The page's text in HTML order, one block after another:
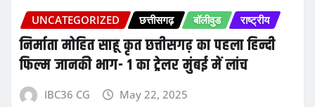
UNCATEGORIZED छत्तीसगढ़ बॉलीवुड राष्ट्रीय
निर्माता मोहित साहू कृत छत्तीसगढ़ का पहला हिन्दी
फिल्म जानकी भाग- 1 का ट्रेलर मुंबई में लांच
IBC36 CG May 22, 2025